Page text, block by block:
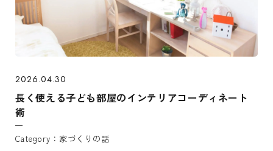
2026.04.30
長く使える子ども部屋のインテリアコーディネート
術
家づくりの話